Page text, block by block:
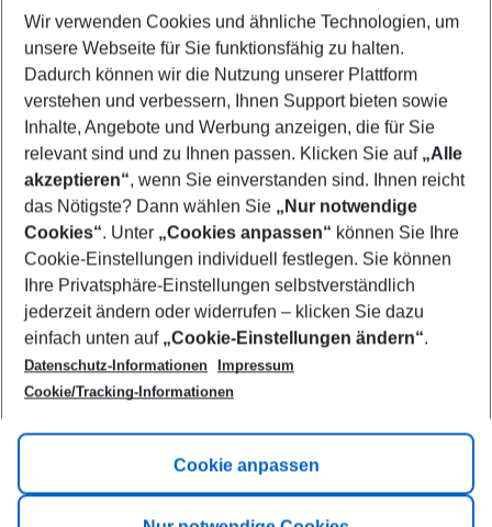
Select your date range
11/08/26–09/08/27 5-8 nights
Who will travel
2 adults No children
Show more filter
Footer
Footer navigation
Title A
Link A
Wir verwenden Cookies und ähnliche Technologien, um
unsere Webseite für Sie funktionsfähig zu halten.
Dadurch können wir die Nutzung unserer Plattform
verstehen und verbessern, Ihnen Support bieten sowie
Inhalte, Angebote und Werbung anzeigen, die für Sie
relevant sind und zu Ihnen passen. Klicken Sie auf „Alle
akzeptieren“, wenn Sie einverstanden sind. Ihnen reicht
das Nötigste? Dann wählen Sie „Nur notwendige
Cookies“. Unter „Cookies anpassen“ können Sie Ihre
Cookie-Einstellungen individuell festlegen. Sie können
Ihre Privatsphäre-Einstellungen selbstverständlich
jederzeit ändern oder widerrufen – klicken Sie dazu
einfach unten auf „Cookie-Einstellungen ändern“.
Datenschutz-Informationen
Impressum
Cookie/Tracking-Informationen
Cookie anpassen